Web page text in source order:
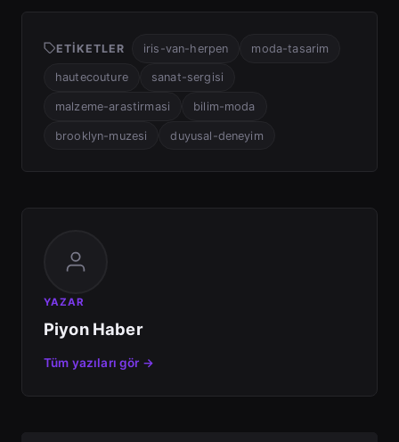
ETIKETLER iris-van-herpen moda-tasarim
hautecouture sanat-sergisi
malzeme-arastirmasi bilim-moda
brooklyn-muzesi duyusal-deneyim
YAZAR
Piyon Haber
Tüm yazıları gör →